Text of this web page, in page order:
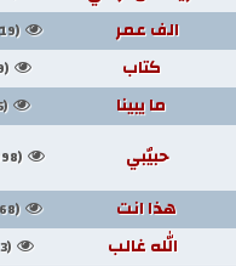
الف عمر (11,119)
كتاب (5,589)
ما يبينا (2,125)
حبيٌبي (10,098)
هذا انت (10,268)
الله غالب (4,343)